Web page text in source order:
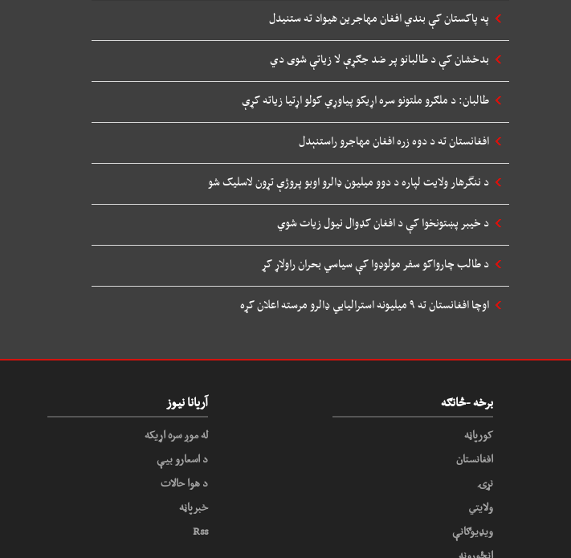
په پاکستان کې بندي افغان مهاجرین هیواد ته ستنیدل
بدخشان کې د طالبانو پر ضد جګړې لا زیاتې شوی دي
طالبان: د ملګرو ملتونو سره اړیکو پیاوړي کولو اړتیا زیاته کړې
افغانستان ته د دوه زره افغان مهاجرو راستنېدل
د ننگرهار ولایت لپاره د دوو میلیون ډالرو اوبو پروژې تړون لاسلیک شو
د خیبر پښتونخوا کې د افغان کډوال نیول زیات شوي
د طالب چارواکو سفر مولوډوا کې سیاسي بحران راولاړ کړ
اوچا افغانستان ته ۹ میلیونه استرالیایي ډالرو مرسته اعلان کړه
آریانا نیوز
له موږ سره اړیکه
د اسعارو بیې
د هوا حالات
خبرپاڼه
Rss
برخه -څانګه
کورپاڼه
افغانستان
نړۍ
ولایتي
ویډیوګانې